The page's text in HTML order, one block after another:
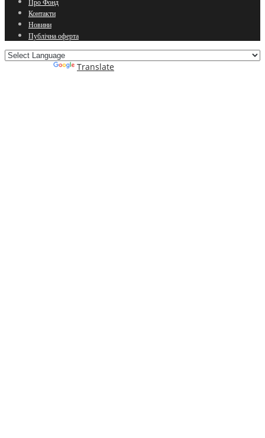
Про Фонд
Контакти
Новини
Публічна оферта
Translate